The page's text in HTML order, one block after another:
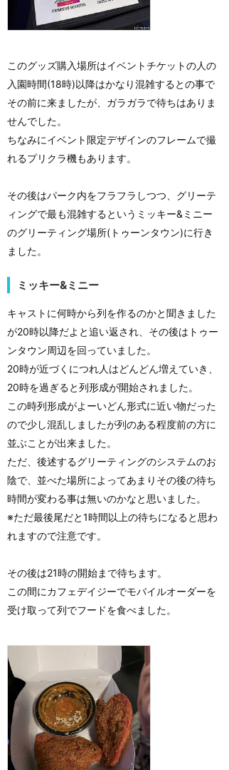
このグッズ購入場所はイベントチケットの人の
入園時間(18時)以降はかなり混雑するとの事で
その前に来ましたが、ガラガラで待ちはありま
せんでした。
ちなみにイベント限定デザインのフレームで撮
れるプリクラ機もあります。
その後はパーク内をフラフラしつつ、グリーテ
ィングで最も混雑するというミッキー&ミニー
のグリーティング場所(トゥーンタウン)に行き
ました。
ミッキー&ミニー
キャストに何時から列を作るのかと聞きました
が20時以降だよと追い返され、その後はトゥー
ンタウン周辺を回っていました。
20時が近づくにつれ人はどんどん増えていき、
20時を過ぎると列形成が開始されました。
この時列形成がよーいどん形式に近い物だった
ので少し混乱しましたが列のある程度前の方に
並ぶことが出来ました。
ただ、後述するグリーティングのシステムのお
陰で、並べた場所によってあまりその後の待ち
時間が変わる事は無いのかなと思いました。
※ただ最後尾だと1時間以上の待ちになると思わ
れますので注意です。
その後は21時の開始まで待ちます。
この間にカフェデイジーでモバイルオーダーを
受け取って列でフードを食べました。